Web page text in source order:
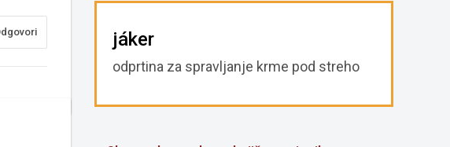
jáker
odprtina za spravljanje krme pod streho